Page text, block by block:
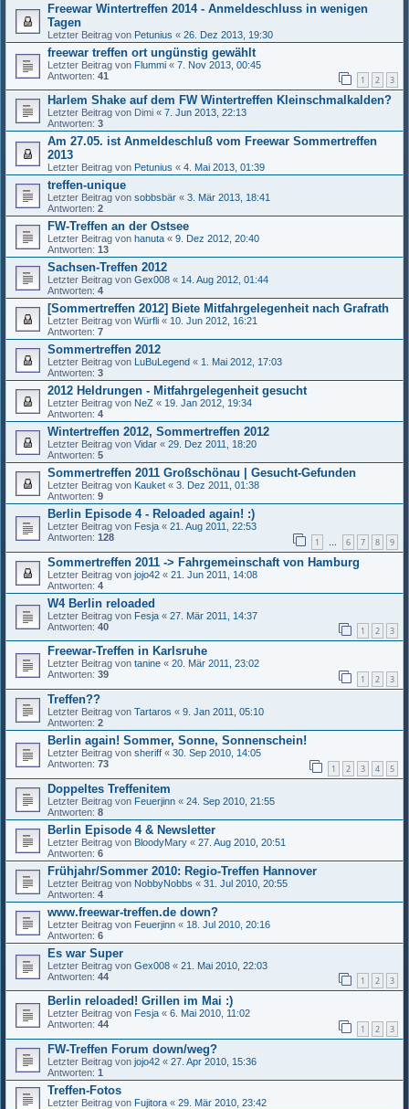
Freewar Wintertreffen 2014 - Anmeldeschluss in wenigen
Tagen
Letzter Beitrag von Petunius « 26. Dez 2013, 19:30
freewar treffen ort ungünstig gewählt
Letzter Beitrag von Flummi « 7. Nov 2013, 00:45
Antworten: 41 1 2 3
Harlem Shake auf dem FW Wintertreffen Kleinschmalkalden?
Letzter Beitrag von Dimi « 7. Jun 2013, 22:13
Antworten: 3
Am 27.05. ist Anmeldeschluß vom Freewar Sommertreffen
2013
Letzter Beitrag von Petunius « 4. Mai 2013, 01:39
treffen-unique
Letzter Beitrag von sobbsbär « 3. Mär 2013, 18:41
Antworten: 2
FW-Treffen an der Ostsee
Letzter Beitrag von hanuta « 9. Dez 2012, 20:40
Antworten: 13
Sachsen-Treffen 2012
Letzter Beitrag von Gex008 « 14. Aug 2012, 01:44
Antworten: 4
[Sommertreffen 2012] Biete Mitfahrgelegenheit nach Grafrath
Letzter Beitrag von Würfli « 10. Jun 2012, 16:21
Antworten: 7
Sommertreffen 2012
Letzter Beitrag von LuBuLegend « 1. Mai 2012, 17:03
Antworten: 3
2012 Heldrungen - Mitfahrgelegenheit gesucht
Letzter Beitrag von NeZ « 19. Jan 2012, 19:34
Antworten: 4
Wintertreffen 2012, Sommertreffen 2012
Letzter Beitrag von Vidar « 29. Dez 2011, 18:20
Antworten: 5
Sommertreffen 2011 Großschönau | Gesucht-Gefunden
Letzter Beitrag von Kauket « 3. Dez 2011, 01:38
Antworten: 9
Berlin Episode 4 - Reloaded again! :)
Letzter Beitrag von Fesja « 21. Aug 2011, 22:53
Antworten: 128 1 … 6 7 8 9
Sommertreffen 2011 -> Fahrgemeinschaft von Hamburg
Letzter Beitrag von jojo42 « 21. Jun 2011, 14:08
Antworten: 4
W4 Berlin reloaded
Letzter Beitrag von Fesja « 27. Mär 2011, 14:37
Antworten: 40 1 2 3
Freewar-Treffen in Karlsruhe
Letzter Beitrag von tanine « 20. Mär 2011, 23:02
Antworten: 39 1 2 3
Treffen??
Letzter Beitrag von Tartaros « 9. Jan 2011, 05:10
Antworten: 2
Berlin again! Sommer, Sonne, Sonnenschein!
Letzter Beitrag von sheriff « 30. Sep 2010, 14:05
Antworten: 73 1 2 3 4 5
Doppeltes Treffenitem
Letzter Beitrag von Feuerjinn « 24. Sep 2010, 21:55
Antworten: 8
Berlin Episode 4 & Newsletter
Letzter Beitrag von BloodyMary « 27. Aug 2010, 20:51
Antworten: 6
Frühjahr/Sommer 2010: Regio-Treffen Hannover
Letzter Beitrag von NobbyNobbs « 31. Jul 2010, 20:55
Antworten: 4
www.freewar-treffen.de down?
Letzter Beitrag von Feuerjinn « 18. Jul 2010, 20:16
Antworten: 6
Es war Super
Letzter Beitrag von Gex008 « 21. Mai 2010, 22:03
Antworten: 44 1 2 3
Berlin reloaded! Grillen im Mai :)
Letzter Beitrag von Fesja « 6. Mai 2010, 11:02
Antworten: 44 1 2 3
FW-Treffen Forum down/weg?
Letzter Beitrag von jojo42 « 27. Apr 2010, 15:36
Antworten: 1
Treffen-Fotos
Letzter Beitrag von Fujitora « 29. Mär 2010, 23:42